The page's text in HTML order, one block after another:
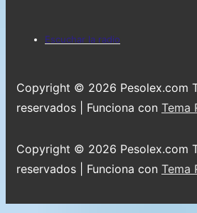
pie
página
Menú
pie
de
página
Escuchar la radio
Copyright © 2026 Pesolex.com
reservados
| Funciona con Tema
Copyright © 2026 Pesolex.com
reservados
| Funciona con Tema